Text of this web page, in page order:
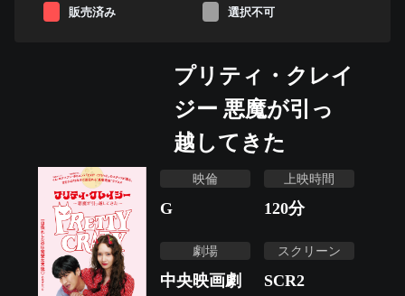
販売済み 選択不可
プリティ・クレイ
ジー 悪魔が引っ
越してきた
映倫
G
上映時間
120分
劇場
中央映画劇
スクリーン
SCR2